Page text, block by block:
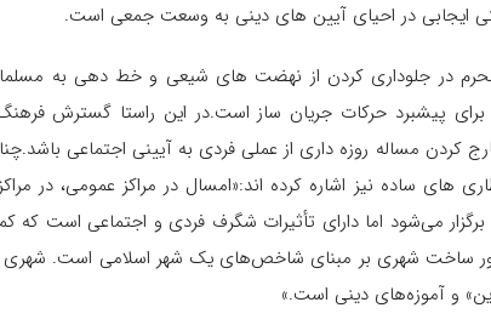
ایجابی در احیای آیین های دینی به وسعت جمعی است.
در جلوداری کردن از نهضت های شیعی و خط دهی به
پیشبرد حرکات جریان ساز است.در این راستا گسترش
کردن مساله روزه داری از عملی فردی به آیینی اجتماعی
های ساده نیز اشاره کرده اند:«امسال در مراکز عمومى، در
می‌شود اما دارای تأثیرات شگرف فردی و اجتماعی است که
ساخت شهری بر مبنای شاخص‌های یک شهر اسلامی است. شهری
و آموزه‌های دینی است.»